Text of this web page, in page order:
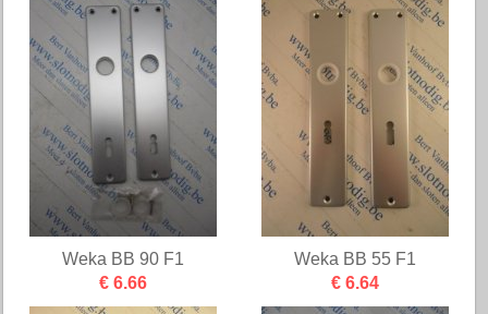
Weka BB 90 F1
€ 6.66
Weka BB 55 F1
€ 6.64